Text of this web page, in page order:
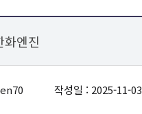
엔진
작성일 : 2025-11-03